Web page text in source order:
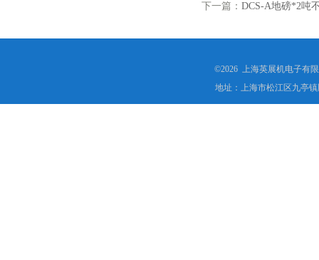
下一篇： DCS-A地磅*2吨
©2026 上海英展机电子有
地址：上海市松江区九亭镇